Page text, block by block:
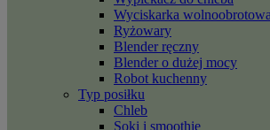
Wyciskarka wolnoobrotowa
Ryżowary
Blender ręczny
Blender o dużej mocy
Robot kuchenny
Typ posiłku
Chleb
Soki i smoothie